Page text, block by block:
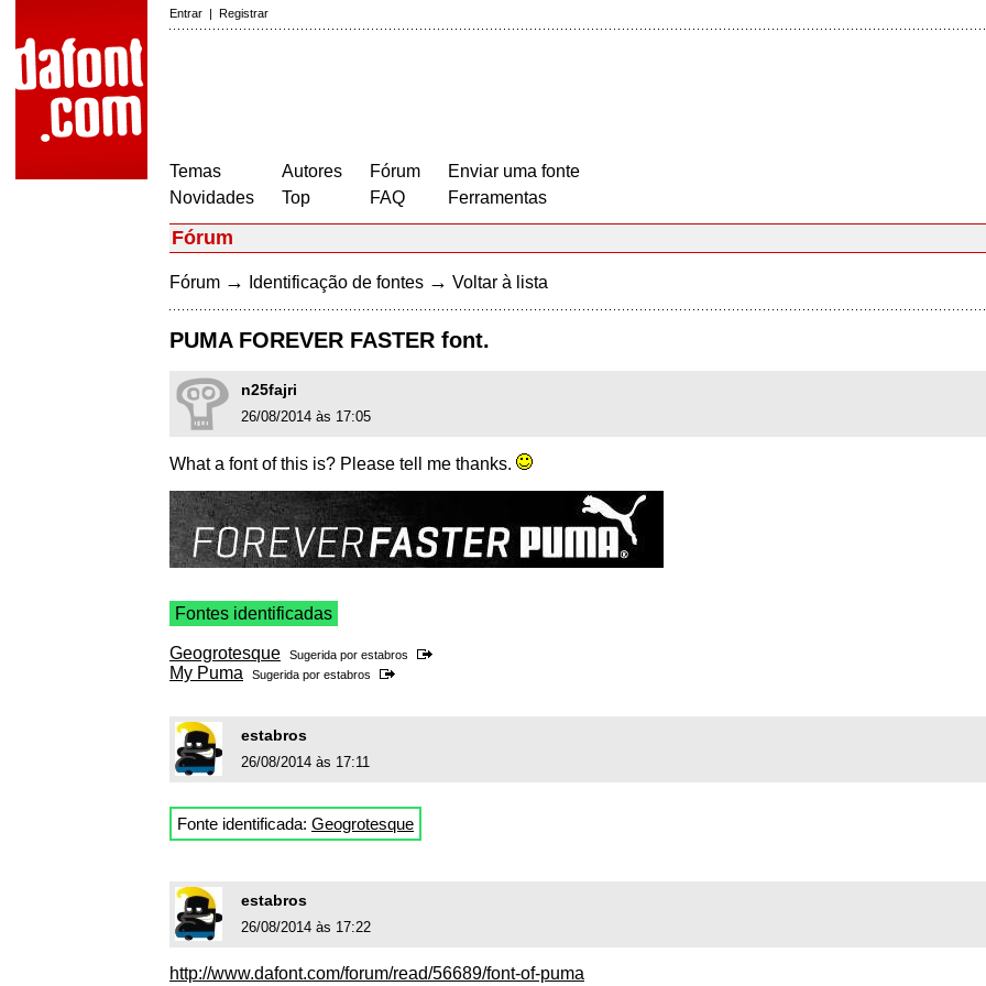
Entrar | Registrar
Temas
Novidades
Autores
Top
Fórum
FAQ
Enviar uma fonte
Ferramentas
Fórum
Fórum → Identificação de fontes → Voltar à lista
PUMA FOREVER FASTER font.
n25fajri
26/08/2014 às 17:05
What a font of this is? Please tell me thanks.
Fontes identificadas
Geogrotesque Sugerida por estabros
My Puma Sugerida por estabros
estabros
26/08/2014 às 17:11
Fonte identificada: Geogrotesque
estabros
26/08/2014 às 17:22
http://www.dafont.com/forum/read/56689/font-of-puma